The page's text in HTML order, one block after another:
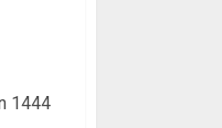
1444